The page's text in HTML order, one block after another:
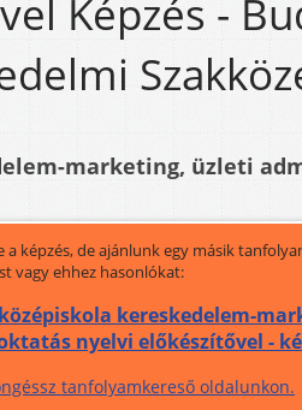
Képzés -
marketing, üzleti
képzés, de ajánlunk egy másik
vagy ehhez hasonlókat:
kereskedelem-
nyelvi előkészítővel -
tanfolyamkereső oldalunkon.